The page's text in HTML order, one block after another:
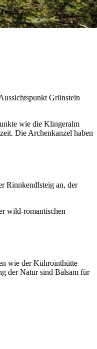
Grünstein
wie die Klingeralm
Die Archenkanzel haben
Rinnkendlsteig an, der
wild-romantischen
wie der Kührointhütte
der Natur sind Balsam für